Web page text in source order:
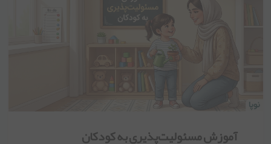
آموزش مسئولیت‌پذیری به کودکان